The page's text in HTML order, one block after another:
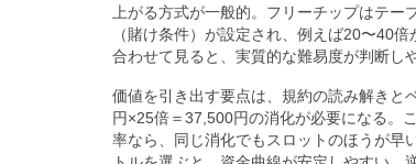
上がる方式が一般的。フリーチップはテ
（賭け条件）が設定され、例えば20〜40
合わせて見ると、実質的な難易度が判断し
価値を引き出す要点は、規約の読み解きと
円×25倍＝37,500円の消化が必要になる。
率なら、同じ消化でもスロットのほうが早